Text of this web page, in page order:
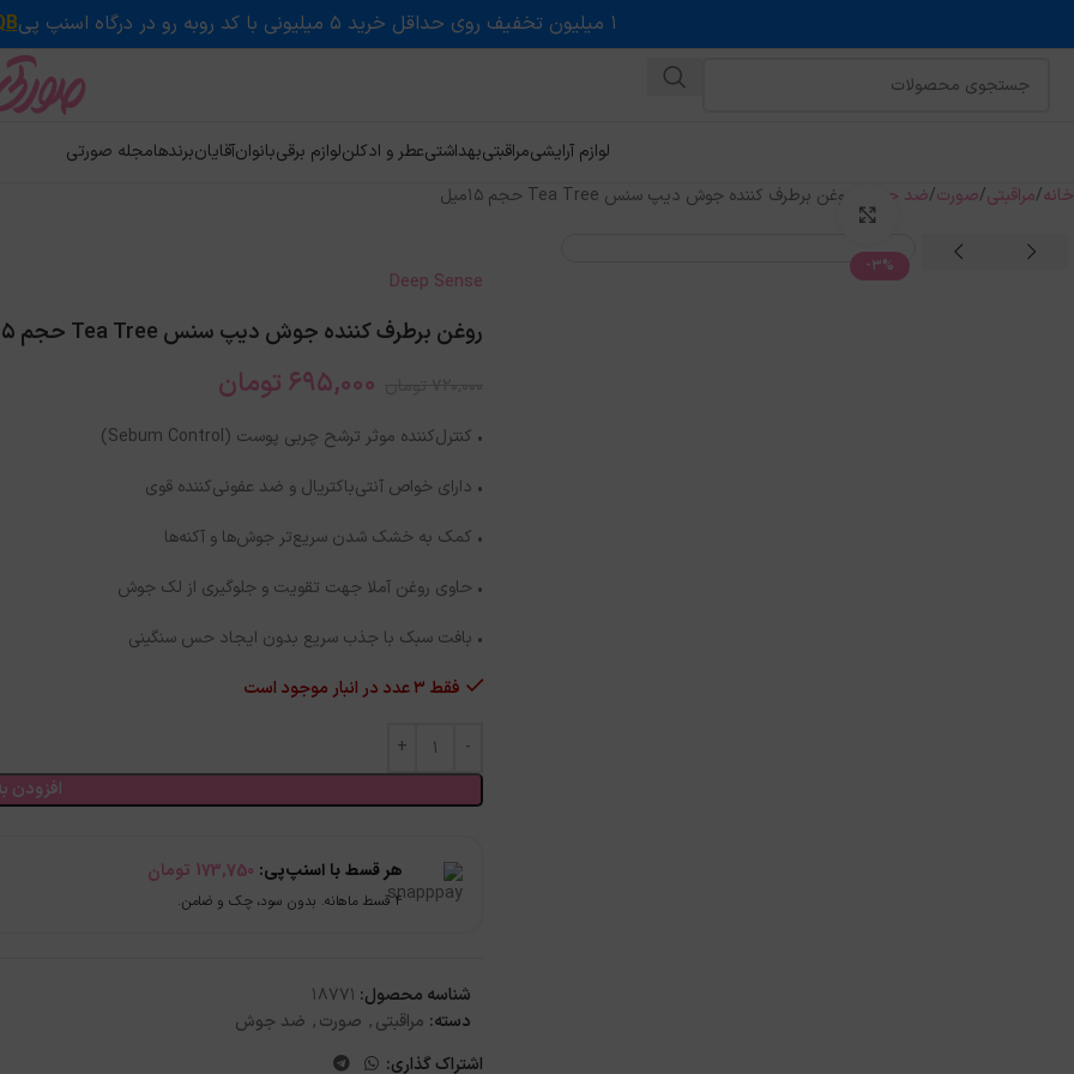
۱ میلیون تخفیف روی حداقل خرید ۵ میلیونی با کد روبه رو در درگاه اسنپ پی
لوازم آرایشیمراقبتیبهداشتیعطر و ادکلنلوازم برقیبانوانآقایانبرندهامجله صورتی
خانه مراقبتی صورت ضد جوش روغن برطرف کننده جوش دیپ سنس Tea Tree حجم 15میل
-3%
Deep Sense
روغن برطرف کننده جوش دیپ سنس Tea Tree حجم 15میل
695,000 تومان
• کنترل‌کننده موثر ترشح چربی پوست (Sebum Control)
• دارای خواص آنتی‌باکتریال و ضد عفونی‌کننده قوی
• کمک به خشک شدن سریع‌تر جوش‌ها و آکنه‌ها
• حاوی روغن آملا جهت تقویت و جلوگیری از لک جوش
• بافت سبک با جذب سریع بدون ایجاد حس سنگینی
فقط 3 عدد در انبار موجود است
افزودن
هر قسط با اسنپ‌پی: 173,750 تومان
۴ قسط ماهانه. بدون سود، چک و ضامن.
شناسه محصول: 18771
دسته: مراقبتی, صورت, ضد جوش
اشتراک گذاری: